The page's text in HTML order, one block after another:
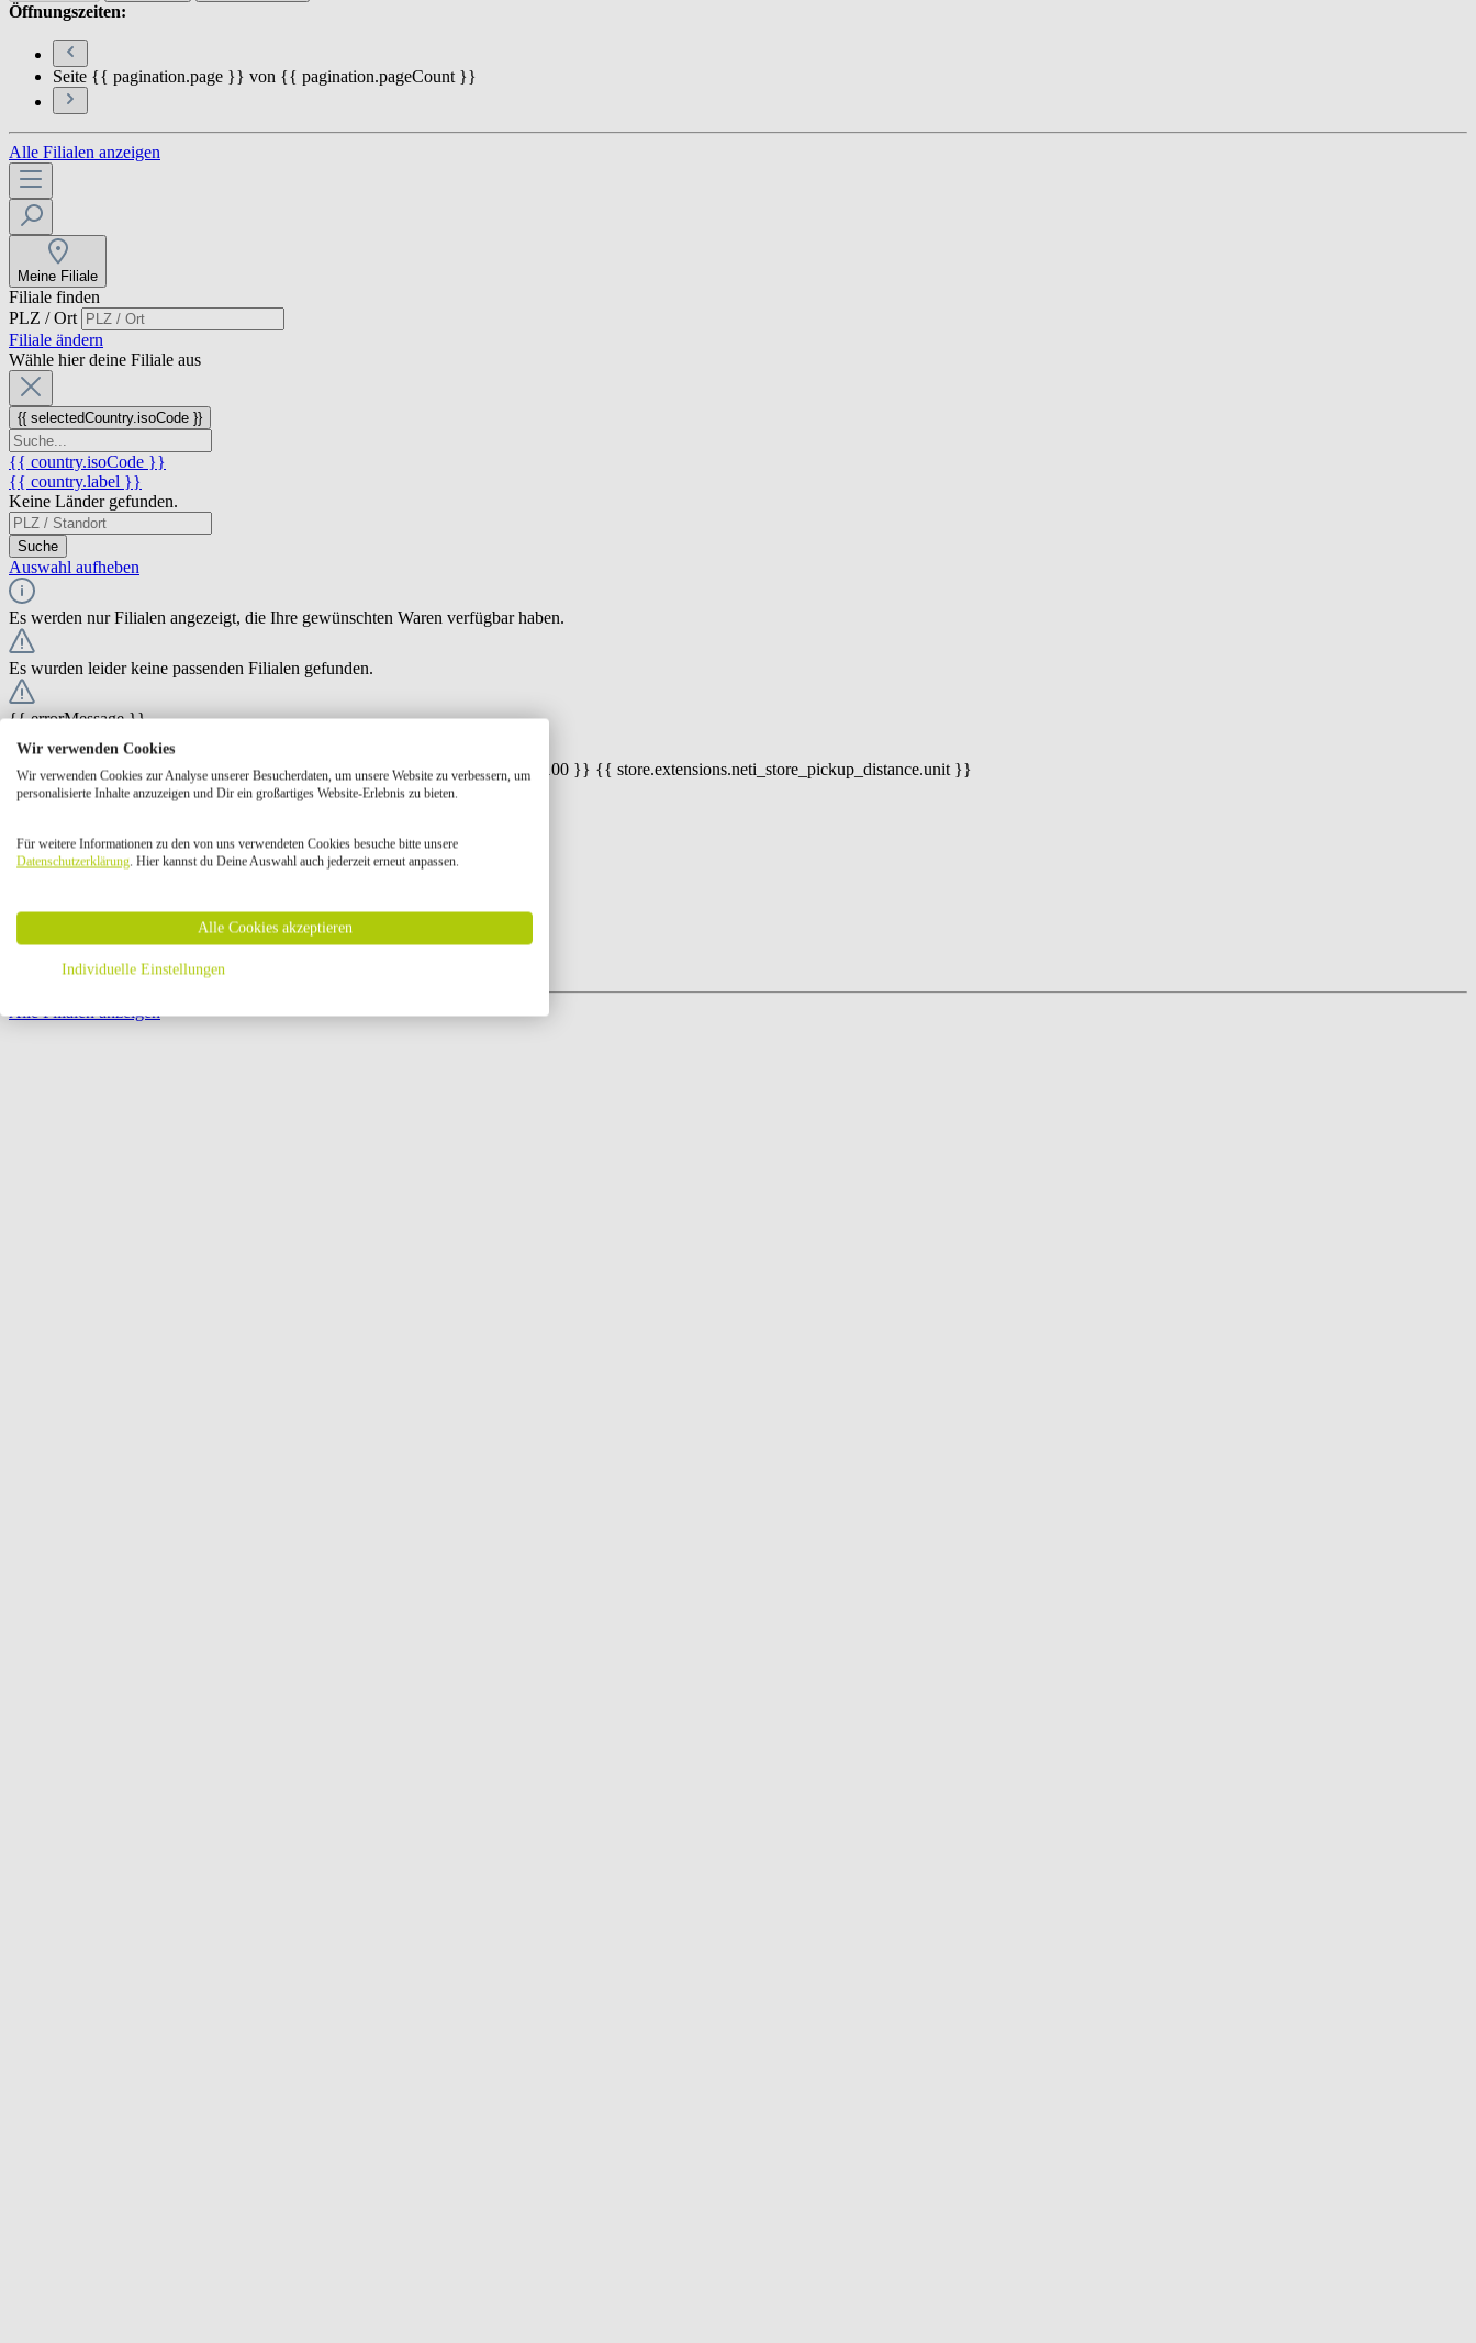
Öffnungszeiten:
Seite {{ pagination.page }} von {{ pagination.pageCount }}
Alle Filialen anzeigen
Meine Filiale
Filiale finden
PLZ / Ort
Filiale ändern
Wähle hier deine Filiale aus
{{ selectedCountry.isoCode }}
{{ country.isoCode }}
{{ country.label }}
Keine Länder gefunden.
Suche
Auswahl aufheben
Es werden nur Filialen angezeigt, die Ihre gewünschten Waren verfügbar haben.
Es wurden leider keine passenden Filialen gefunden.
{{ errorMessage }}
{{ Math.round(store.extensions.neti_store_pickup_distance.distance * 100) / 100 }} {{ store.extensions.neti_store_pickup_distance.unit }}
{{ store.label }}
Ausgewählt Auswählen Öffnungszeiten
Öffnungszeiten:
Seite {{ pagination.page }} von {{ pagination.pageCount }}
Alle Filialen anzeigen
Wir verwenden Cookies
Wir verwenden Cookies zur Analyse unserer Besucherdaten, um unsere Website zu verbessern, um
personalisierte Inhalte anzuzeigen und Dir ein großartiges Website-Erlebnis zu bieten.
Für weitere Informationen zu den von uns verwendeten Cookies besuche bitte unsere
Datenschutzerklärung. Hier kannst du Deine Auswahl auch jederzeit erneut anpassen.
Alle Cookies akzeptieren
Individuelle Einstellungen